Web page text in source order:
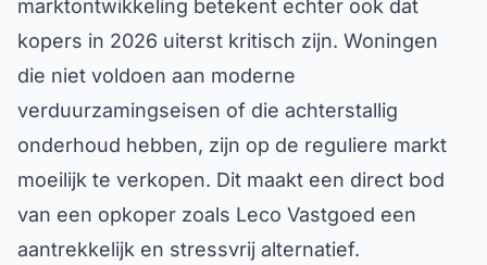
marktontwikkeling betekent echter ook dat
kopers in 2026 uiterst kritisch zijn. Woningen
die niet voldoen aan moderne
verduurzamingseisen of die achterstallig
onderhoud hebben, zijn op de reguliere markt
moeilijk te verkopen. Dit maakt een direct bod
van een opkoper zoals Leco Vastgoed een
aantrekkelijk en stressvrij alternatief.